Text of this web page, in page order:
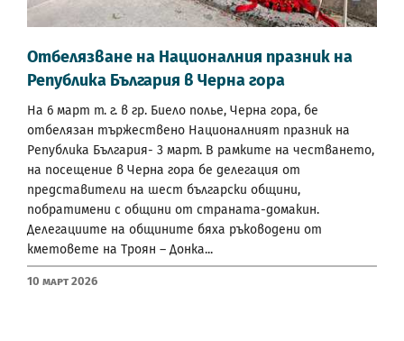
Отбелязване на Националния празник на
Република България в Черна гора
На 6 март т. г. в гр. Биело полье, Черна гора, бе
отбелязан тържествено Националният празник на
Република България- 3 март. В рамките на честването,
на посещение в Черна гора бе делегация от
представители на шест български общини,
побратимени с общини от страната-домакин.
Делегациите на общините бяха ръководени от
кметовете на Троян – Донка...
10 Март 2026